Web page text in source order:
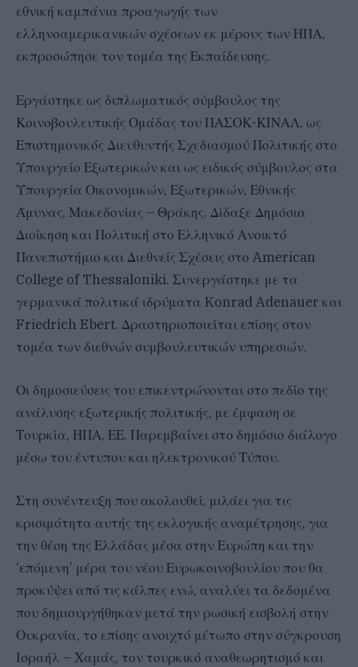
εθνική καμπάνια προαγωγής των
ελληνοαμερικανικών σχέσεων εκ μέρους των ΗΠΑ,
εκπροσώπησε τον τομέα της Εκπαίδευσης.
Εργάστηκε ως διπλωματικός σύμβουλος της
Κοινοβουλευτικής Ομάδας του ΠΑΣΟΚ-ΚΙΝΑΛ, ως
Επιστημονικός Διευθυντής Σχεδιασμού Πολιτικής στο
Υπουργείο Εξωτερικών και ως ειδικός σύμβουλος στα
Υπουργεία Οικονομικών, Εξωτερικών, Εθνικής
Άμυνας, Μακεδονίας – Θράκης. Δίδαξε Δημόσια
Διοίκηση και Πολιτική στο Ελληνικό Ανοικτό
Πανεπιστήμιο και Διεθνείς Σχέσεις στο American
College of Thessaloniki. Συνεργάστηκε με τα
γερμανικά πολιτικά ιδρύματα Konrad Adenauer και
Friedrich Ebert. Δραστηριοποιείται επίσης στον
τομέα των διεθνών συμβουλευτικών υπηρεσιών.
Οι δημοσιεύσεις του επικεντρώνονται στο πεδίο της
ανάλυσης εξωτερικής πολιτικής, με έμφαση σε
Τουρκία, ΗΠΑ, ΕΕ. Παρεμβαίνει στο δημόσιο διάλογο
μέσω του έντυπου και ηλεκτρονικού Τύπου.
Στη συνέντευξη που ακολουθεί, μιλάει για τις
κρισιμότητα αυτής της εκλογικής αναμέτρησης, για
την θέση της Ελλάδας μέσα στην Ευρώπη και την
‘επόμενη’ μέρα του νέου Ευρωκοινοβουλίου που θα
προκύψει από τις κάλπες ενώ, αναλύει τα δεδομένα
που δημιουργήθηκαν μετά την ρωσική εισβολή στην
Ουκρανία, το επίσης ανοιχτό μέτωπο στην σύγκρουση
Ισραήλ – Χαμάς, τον τουρκικό αναθεωρητισμό και